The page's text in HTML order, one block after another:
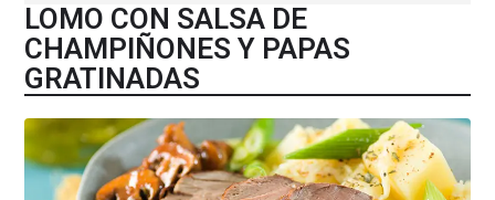
LOMO CON SALSA DE
CHAMPIÑONES Y PAPAS
GRATINADAS